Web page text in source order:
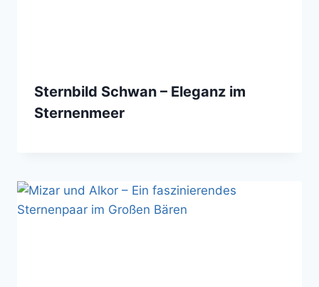
Sternbild Schwan – Eleganz im
Sternenmeer